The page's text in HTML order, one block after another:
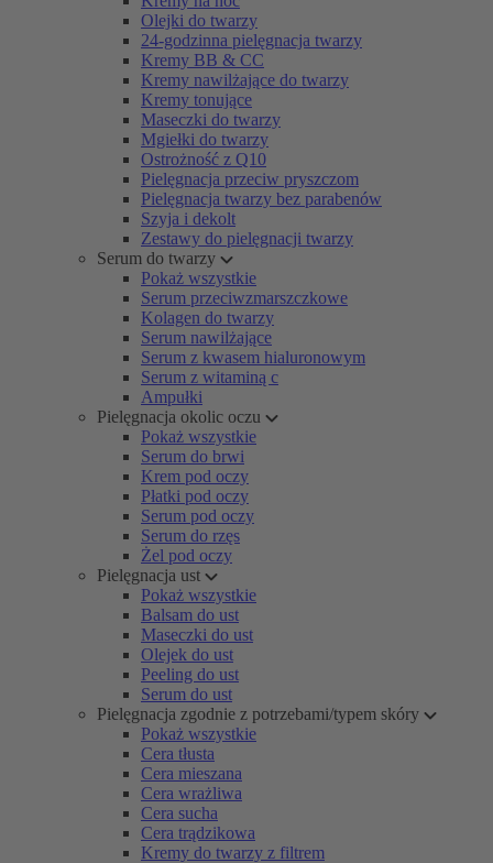
Olejki do twarzy
24-godzinna pielęgnacja twarzy
Kremy BB & CC
Kremy nawilżające do twarzy
Kremy tonujące
Maseczki do twarzy
Mgiełki do twarzy
Ostrożność z Q10
Pielęgnacja przeciw pryszczom
Pielęgnacja twarzy bez parabenów
Szyja i dekolt
Zestawy do pielęgnacji twarzy
Serum do twarzy
Pokaż wszystkie
Serum przeciwzmarszczkowe
Kolagen do twarzy
Serum nawilżające
Serum z kwasem hialuronowym
Serum z witaminą c
Ampułki
Pielęgnacja okolic oczu
Pokaż wszystkie
Serum do brwi
Krem pod oczy
Płatki pod oczy
Serum pod oczy
Serum do rzęs
Żel pod oczy
Pielęgnacja ust
Pokaż wszystkie
Balsam do ust
Maseczki do ust
Olejek do ust
Peeling do ust
Serum do ust
Pielęgnacja zgodnie z potrzebami/typem skóry
Pokaż wszystkie
Cera tłusta
Cera mieszana
Cera wrażliwa
Cera sucha
Cera trądzikowa
Kremy do twarzy z filtrem